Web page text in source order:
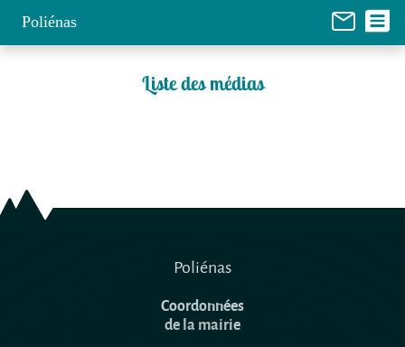
Poliénas
Liste des médias
Poliénas
Coordonnées
de la mairie